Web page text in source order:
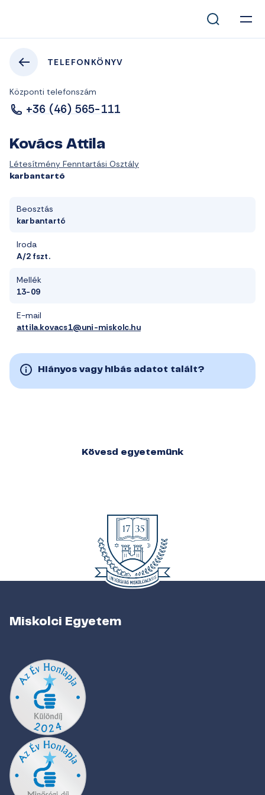
TELEFONKÖNYV
Központi telefonszám
+36 (46) 565-111
Kovács Attila
Létesítmény Fenntartási Osztály
karbantartó
Beosztás
karbantartó
Iroda
A/2 fszt.
Mellék
13-09
E-mail
attila.kovacs1@uni-miskolc.hu
Hiányos vagy hibás adatot talált?
Kövesd egyetemünk
Miskolci Egyetem